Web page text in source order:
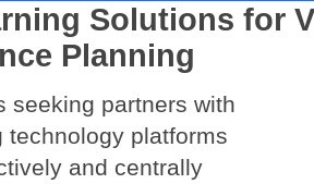
Solutions for
Planning
seeking partners with
technology platforms
and centrally